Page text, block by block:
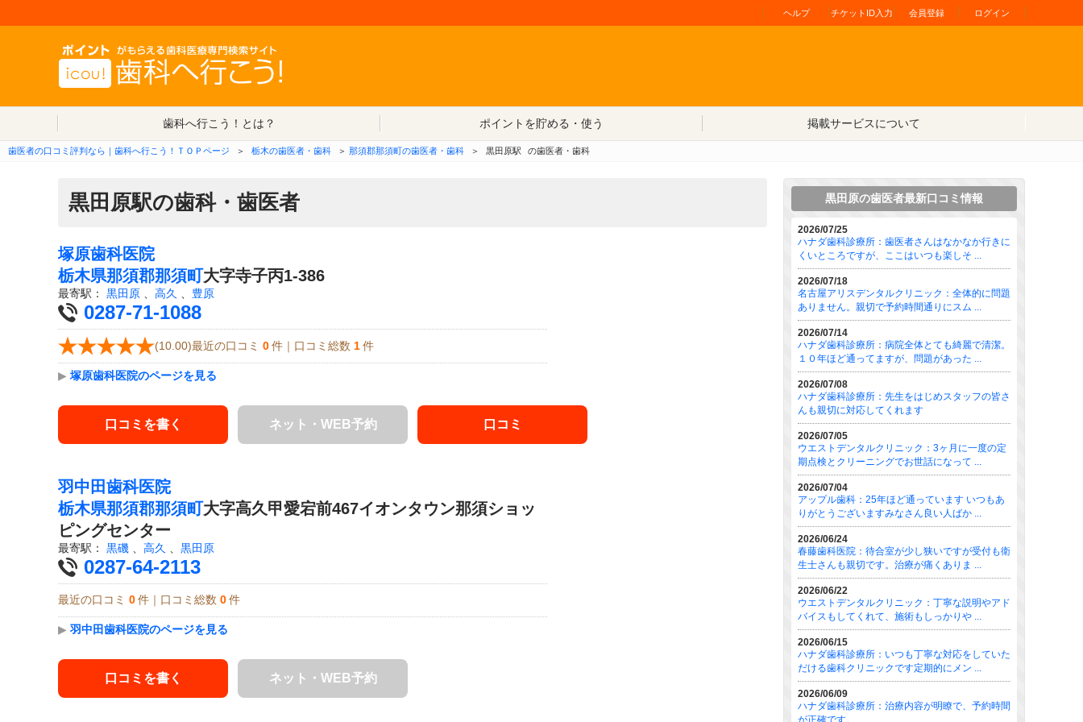
ヘルプ チケットID入力 会員登録 ログイン
歯科へ行こう！とは？
ポイントを貯める・使う 掲載サービスについて
歯医者の口コミ評判なら｜歯科へ行こう！ＴＯＰページ ＞ 栃木の歯医者・歯科 ＞ 那須郡那須町の歯医者・歯科 ＞ 黒田原駅 の歯医者・歯科
黒田原駅の歯科・歯医者
塚原歯科医院
栃木県那須郡那須町大字寺子丙1-386
最寄駅： 黒田原 高久 豊原
0287-71-1088
(10.00)最近の口コミ 0 件｜口コミ総数 1 件
▶ 塚原歯科医院のページを見る
口コミを書く ネット・WEB予約 口コミ
羽中田歯科医院
栃木県那須郡那須町大字高久甲愛宕前467イオンタウン那須ショッ
ピングセンター
最寄駅： 黒磯 高久 黒田原
0287-64-2113
最近の口コミ 0 件｜口コミ総数 0 件
▶ 羽中田歯科医院のページを見る
口コミを書く ネット・WEB予約
黒田原の歯医者最新口コミ情報
2026/07/25
ハナダ歯科診療所：歯医者さんはなかなか行きに
くいところですが、ここはいつも楽しそ ...
2026/07/18
名古屋アリスデンタルクリニック：全体的に問題
ありません。親切で予約時間通りにスム ...
2026/07/14
ハナダ歯科診療所：病院全体とても綺麗で清潔。
１０年ほど通ってますが、問題があった ...
2026/07/08
ハナダ歯科診療所：先生をはじめスタッフの皆さ
んも親切に対応してくれます
2026/07/05
ウエストデンタルクリニック：3ヶ月に一度の定
期点検とクリーニングでお世話になって ...
2026/07/04
アップル歯科：25年ほど通っています いつもあ
りがとうございますみなさん良い人ばか ...
2026/06/24
春藤歯科医院：待合室が少し狭いですが受付も衛
生士さんも親切です。治療が痛くありま ...
2026/06/22
ウエストデンタルクリニック：丁寧な説明やアド
バイスもしてくれて、施術もしっかりや ...
2026/06/15
ハナダ歯科診療所：いつも丁寧な対応をしていた
だける歯科クリニックです定期的にメン ...
2026/06/09
ハナダ歯科診療所：治療内容が明瞭で、予約時間